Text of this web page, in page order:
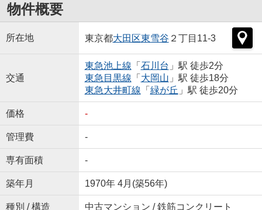
物件概要
所在地 東京都大田区東雪谷 ２丁目11-3
交通
東急池上線 「 石川台 」駅 徒歩2分
東急目黒線 「 大岡山 」駅 徒歩18分
東急大井町線 「 緑が丘 」駅 徒歩20分
価格 -
管理費 -
専有面積 -
築年月 1970年 4月(築56年)
種別 / 構造 中古マンション / 鉄筋コンクリート